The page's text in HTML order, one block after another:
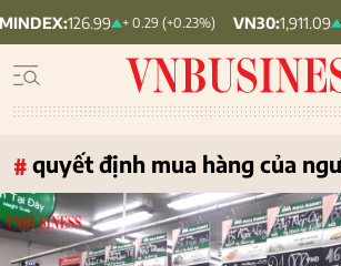
+ 0.29 (+0.23%) VN30:1,911.09 + 9.45
# quyết định mua hàng của